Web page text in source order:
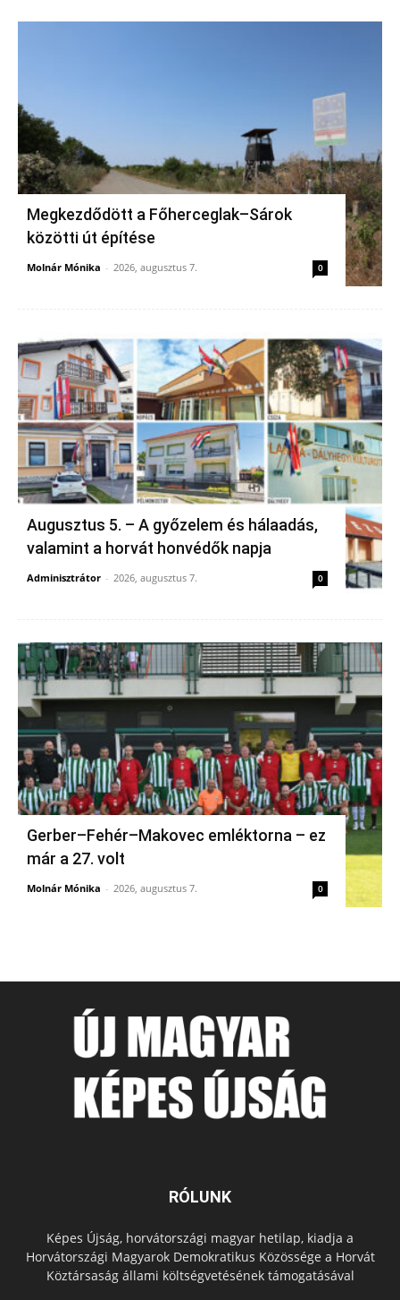
Megkezdődött a Főherceglak–Sárok
közötti út építése
Molnár Mónika - 2026, augusztus 7. 0
Augusztus 5. – A győzelem és hálaadás,
valamint a horvát honvédők napja
Adminisztrátor - 2026, augusztus 7. 0
Gerber–Fehér–Makovec emléktorna – ez
már a 27. volt
Molnár Mónika - 2026, augusztus 7. 0
RÓLUNK
Képes Újság, horvátországi magyar hetilap, kiadja a
Horvátországi Magyarok Demokratikus Közössége a Horvát
Köztársaság állami költségvetésének támogatásával